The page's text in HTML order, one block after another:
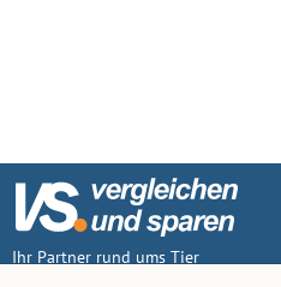
Ihr Partner rund ums Tier